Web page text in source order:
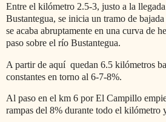
Entre el kilómetro 2.5-3, justo a la
Bustantegua, se inicia un tramo de
se acaba abruptamente en una curva de
paso sobre el río Bustantegua.
A partir de aquí quedan 6.5 kilómetros
constantes en torno al 6-7-8%.
Al paso en el km 6 por El Campillo
rampas del 8% durante todo el kilómetro